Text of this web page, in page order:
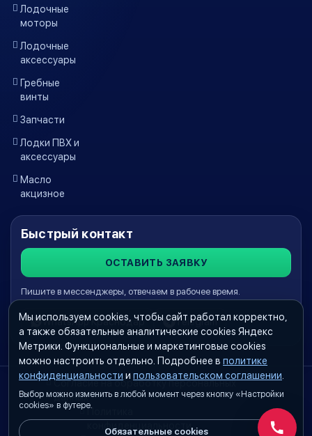
Лодочные
моторы
Лодочные
аксессуары
Гребные
винты
Запчасти
Лодки ПВХ и
аксессуары
Масло
акцизное
Быстрый контакт
ОСТАВИТЬ ЗАЯВКУ
Пишите в мессенджеры, отвечаем в рабочее время.
WhatsApp Краснодар Telegram
Согласие на обработку персональных
данных
Политика
конфиденциальности
Мы используем cookies, чтобы сайт работал корректно,
а также обязательные аналитические cookies Яндекс
Метрики. Функциональные и маркетинговые cookies
можно настроить отдельно. Подробнее в политике
конфиденциальности и пользовательском соглашении
Выбор можно изменить в любой момент через кнопку «Настройки
cookies» в футере.
Обязательные cookies